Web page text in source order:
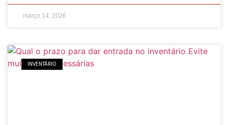
março 14, 2026
INVENTÁRIO